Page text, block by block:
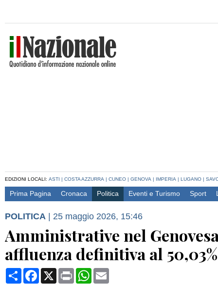
EDIZIONI LOCALI: ASTI | COSTA AZZURRA | CUNEO | GENOVA | IMPERIA | LUGANO |
Prima Pagina Cronaca Politica Eventi e Turismo Sport
POLITICA | 25 maggio 2026, 15:46
Amministrative nel
affluenza definitiva al 50,03%
CondividiFacebook
X Print WhatsApp